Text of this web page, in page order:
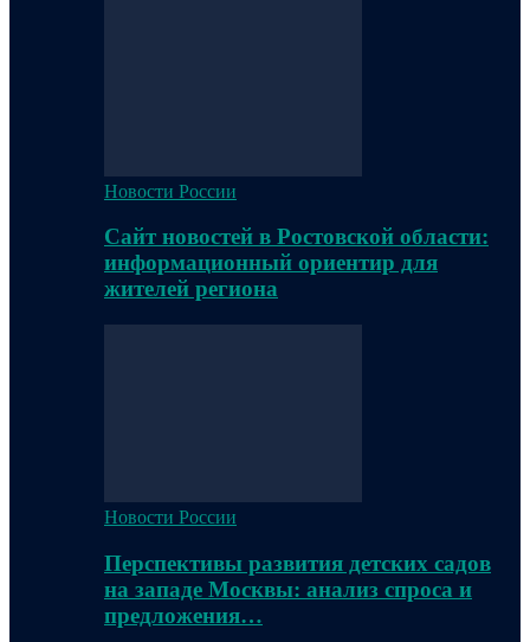
Новости России
Сайт новостей в Ростовской области:
информационный ориентир для
жителей региона
Новости России
Перспективы развития детских садов
на западе Москвы: анализ спроса и
предложения…